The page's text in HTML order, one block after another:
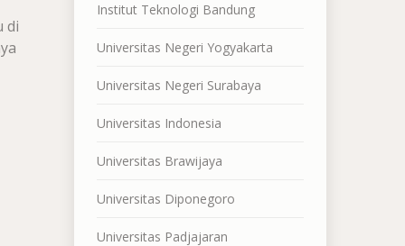
di
Institut Teknologi Bandung
Universitas Negeri Yogyakarta
Universitas Negeri Surabaya
Universitas Indonesia
Universitas Brawijaya
Universitas Diponegoro
Universitas Padjajaran